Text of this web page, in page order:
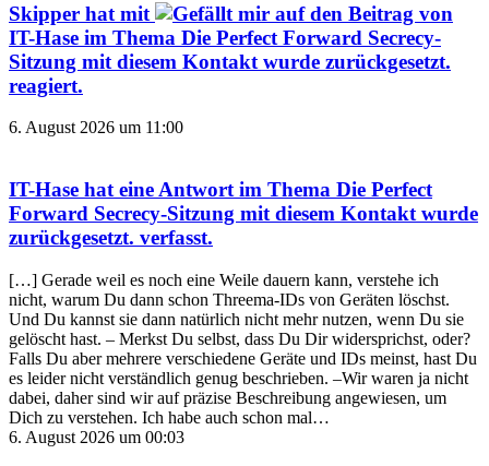
Skipper hat mit
auf den Beitrag von
IT-Hase im Thema Die Perfect Forward Secrecy-
Sitzung mit diesem Kontakt wurde zurückgesetzt.
reagiert.
6. August 2026 um 11:00
IT-Hase hat eine Antwort im Thema Die Perfect
Forward Secrecy-Sitzung mit diesem Kontakt wurde
zurückgesetzt. verfasst.
[…] Gerade weil es noch eine Weile dauern kann, verstehe ich
nicht, warum Du dann schon Threema-IDs von Geräten löschst.
Und Du kannst sie dann natürlich nicht mehr nutzen, wenn Du sie
gelöscht hast. – Merkst Du selbst, dass Du Dir widersprichst, oder?
Falls Du aber mehrere verschiedene Geräte und IDs meinst, hast Du
es leider nicht verständlich genug beschrieben. –Wir waren ja nicht
dabei, daher sind wir auf präzise Beschreibung angewiesen, um
Dich zu verstehen. Ich habe auch schon mal…
6. August 2026 um 00:03